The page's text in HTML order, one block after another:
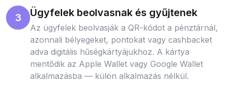
3 Ügyfelek beolvasnak és gyűjtenek
Az ügyfelek beolvasják a QR-kódot a pénztárnál,
azonnali bélyegeket, pontokat vagy cashbacket
adva digitális hűségkártyájukhoz. A kártya
mentődik az Apple Wallet vagy Google Wallet
alkalmazásba — külön alkalmazás nélkül.